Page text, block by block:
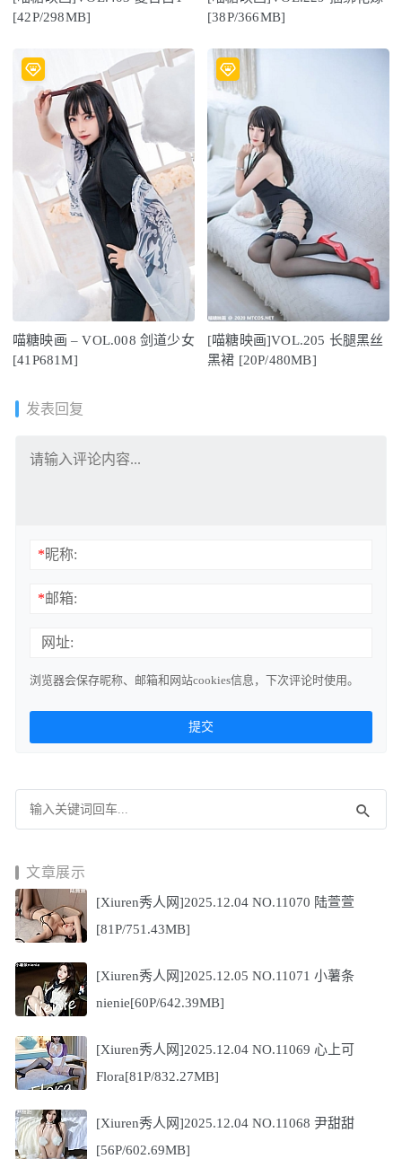
[42P/298MB]
[38P/366MB]
喵糖映画 – VOL.008 剑道少女
[41P681M]
[喵糖映画]VOL.205 长腿黑丝
黑裙 [20P/480MB]
发表回复
*昵称:
*邮箱:
网址:
浏览器会保存昵称、邮箱和网站cookies信息，下次评论时使用。
文章展示
[Xiuren秀人网]2025.12.04 NO.11070 陆萱萱
[81P/751.43MB]
[Xiuren秀人网]2025.12.05 NO.11071 小薯条
nienie[60P/642.39MB]
[Xiuren秀人网]2025.12.04 NO.11069 心上可
Flora[81P/832.27MB]
[Xiuren秀人网]2025.12.04 NO.11068 尹甜甜
[56P/602.69MB]